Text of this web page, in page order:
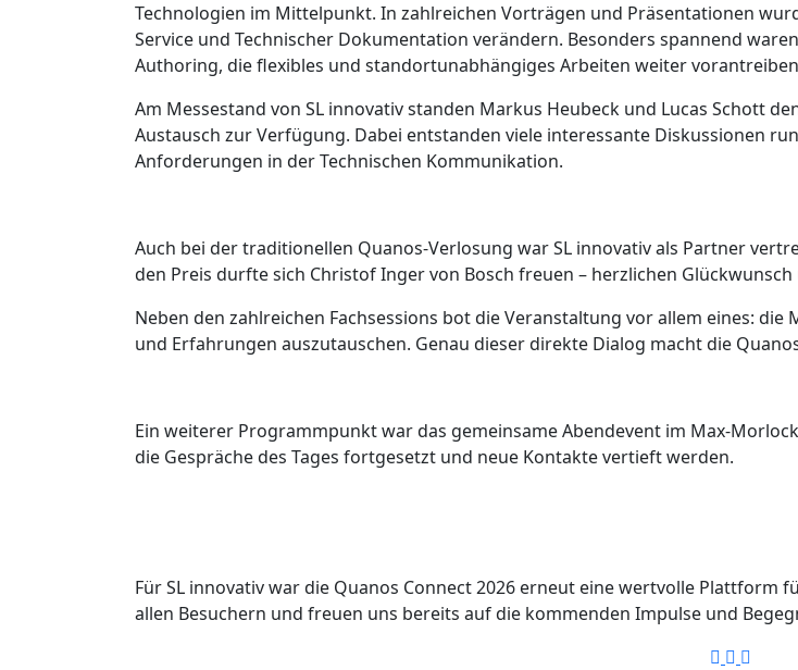
Technologien im Mittelpunkt. In zahlreichen Vorträgen und Präsentationen
Service und Technischer Dokumentation verändern. Besonders spannend
Authoring, die flexibles und standortunabhängiges Arbeiten weiter
Am Messestand von SL innovativ standen Markus Heubeck und Lucas Schott
Austausch zur Verfügung. Dabei entstanden viele interessante Diskussionen
Anforderungen in der Technischen Kommunikation.
Auch bei der traditionellen Quanos-Verlosung war SL innovativ als Partner
den Preis durfte sich Christof Inger von Bosch freuen – herzlichen
Neben den zahlreichen Fachsessions bot die Veranstaltung vor allem eines:
und Erfahrungen auszutauschen. Genau dieser direkte Dialog macht die
Ein weiterer Programmpunkt war das gemeinsame Abendevent im Max-
die Gespräche des Tages fortgesetzt und neue Kontakte vertieft werden.
Für SL innovativ war die Quanos Connect 2026 erneut eine wertvolle
allen Besuchern und freuen uns bereits auf die kommenden Impulse und